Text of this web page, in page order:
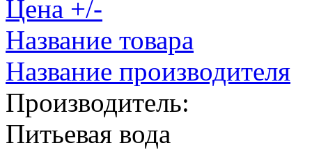
Цена +/-
Название товара
Название производителя
Производитель:
Питьевая вода